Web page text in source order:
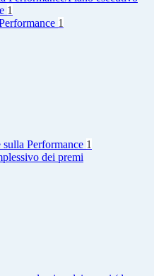
1
1
sulla Performance 1
dei premi